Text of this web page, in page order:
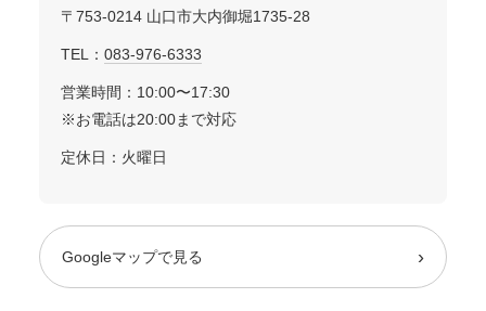
〒753-0214 山口市大内御堀1735-28
TEL： 083-976-6333
営業時間：10:00〜17:30
※お電話は20:00まで対応
定休日：火曜日
Googleマップで見る ›